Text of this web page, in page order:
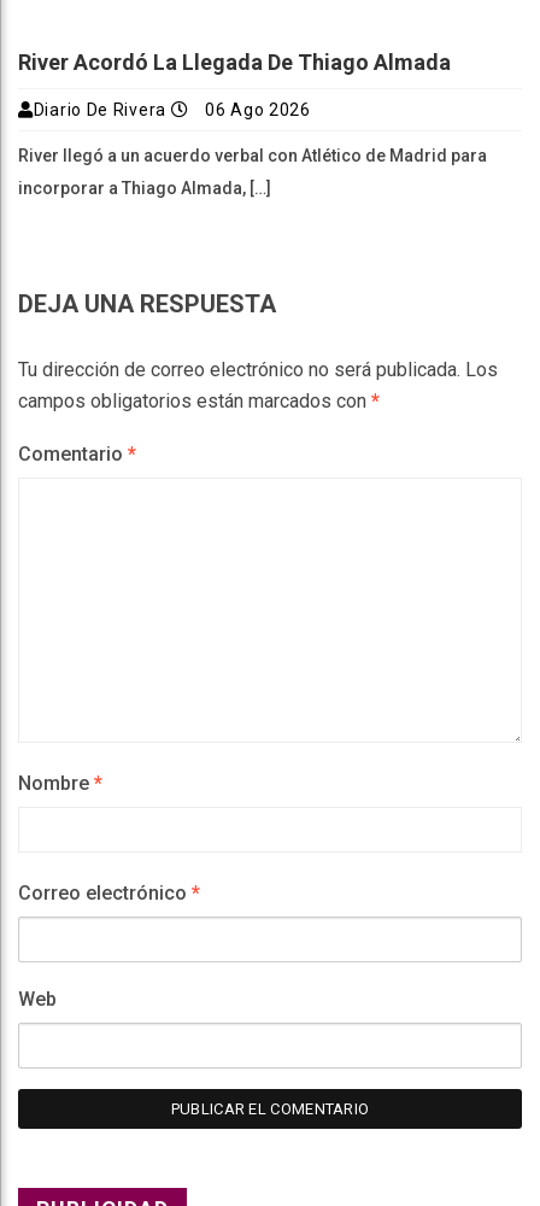
River Acordó La Llegada De Thiago Almada
Diario De Rivera 06 Ago 2026
River llegó a un acuerdo verbal con Atlético de Madrid para
incorporar a Thiago Almada, […]
DEJA UNA RESPUESTA
Tu dirección de correo electrónico no será publicada. Los
campos obligatorios están marcados con *
Comentario *
Nombre *
Correo electrónico *
Web